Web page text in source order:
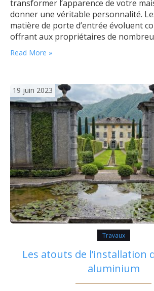
transformer l’apparence de votre
donner une véritable personnalité.
matière de porte d’entrée évoluent
offrant aux propriétaires de
pour exprimer leur style et leur goût.
moderne Le minimalisme est une
Read More »
19 juin 2023
Travaux
Les atouts de l’installation
aluminium